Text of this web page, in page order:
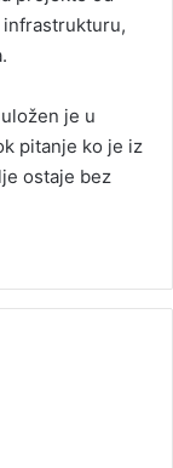
je u
pitanje ko je iz
ostaje bez